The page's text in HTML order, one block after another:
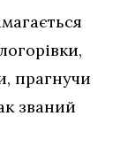
прагнучи
званий